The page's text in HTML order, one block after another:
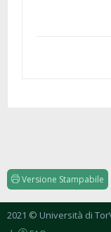
Versione Stampabile
2021 © Università di